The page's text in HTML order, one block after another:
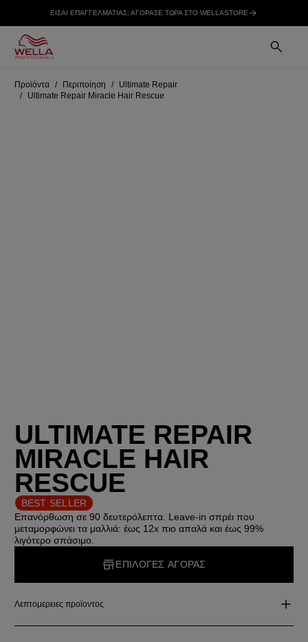
ΕΙΣΑΙ ΕΠΑΓΓΕΛΜΑΤΙΑΣ; ΑΓΟΡΑΣΕ ΤΩΡΑ ΣΤΟ WELLASTORE
Προϊόντα Περιποίηση
Ultimate Repair
Ultimate Repair Miracle Hair Rescue
ULTIMATE REPAIR
MIRACLE HAIR
RESCUE
BEST SELLER
Επανόρθωση σε 90 δευτερόλεπτα. Leave‑in σπρέι που
μεταμορφώνει τα μαλλιά: έως 12x πιο απαλά και έως 99%
λιγότερο σπάσιμο.
ΕΠΙΛΟΓΕΣ ΑΓΟΡΑΣ
Λεπτομερειες προϊοντος